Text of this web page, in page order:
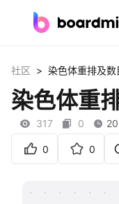
社区资源
下载
社区 > 染色体重排及数
染色体重
317 0
0 0